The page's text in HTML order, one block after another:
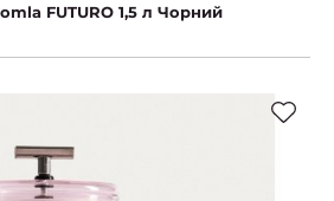
FUTURO 1,5 л Чорний